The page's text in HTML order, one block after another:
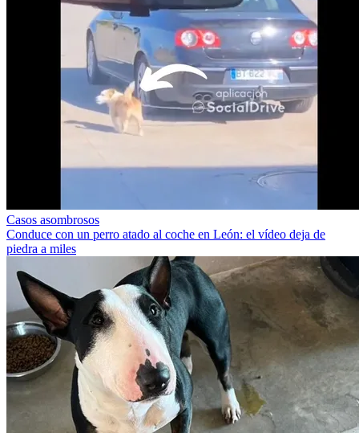
Casos asombrosos
Conduce con un perro atado al coche en León: el vídeo deja de
piedra a miles